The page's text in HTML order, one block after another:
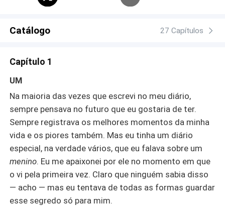
de ser um namorado fiel e o seu coração que bate
ele deve fazer? As respostas são muitas, e apenas uma
Catálogo 27 Capítulos
Capítulo 1
UM
Na maioria das vezes que escrevi no meu diário,
sempre pensava no futuro que eu gostaria de ter.
Sempre registrava os melhores momentos da minha
vida e os piores também. Mas eu tinha um diário
especial, na verdade vários, que eu falava sobre um
menino. Eu me apaixonei por ele no momento em que
o vi pela primeira vez. Claro que ninguém sabia disso
— acho — mas eu tentava de todas as formas guardar
esse segredo só para mim.